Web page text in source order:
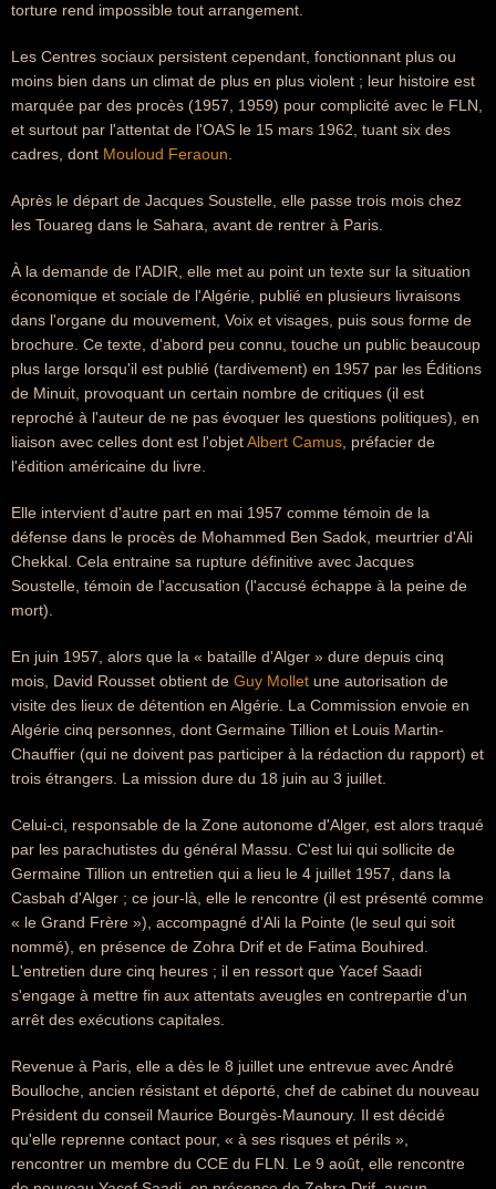
torture rend impossible tout arrangement.
Les Centres sociaux persistent cependant, fonctionnant plus ou
moins bien dans un climat de plus en plus violent ; leur histoire est
marquée par des procès (1957, 1959) pour complicité avec le FLN,
et surtout par l'attentat de l'OAS le 15 mars 1962, tuant six des
cadres, dont Mouloud Feraoun
Après le départ de Jacques Soustelle, elle passe trois mois chez
les Touareg dans le Sahara, avant de rentrer à Paris.
À la demande de l'ADIR, elle met au point un texte sur la situation
économique et sociale de l'Algérie, publié en plusieurs livraisons
dans l'organe du mouvement, Voix et visages, puis sous forme de
brochure. Ce texte, d'abord peu connu, touche un public beaucoup
plus large lorsqu'il est publié (tardivement) en 1957 par les Éditions
de Minuit, provoquant un certain nombre de critiques (il est
reproché à l'auteur de ne pas évoquer les questions politiques), en
liaison avec celles dont est l'objetAlbert Camus , préfacier de
l'édition américaine du livre.
Elle intervient d'autre part en mai 1957 comme témoin de la
défense dans le procès de Mohammed Ben Sadok, meurtrier d'Ali
Chekkal. Cela entraine sa rupture définitive avec Jacques
Soustelle, témoin de l'accusation (l'accusé échappe à la peine de
mort).
En juin 1957, alors que la « bataille d'Alger » dure depuis cinq
mois, David Rousset obtient de Guy Mollet une autorisation de
visite des lieux de détention en Algérie. La Commission envoie en
Algérie cinq personnes, dont Germaine Tillion et Louis Martin-
Chauffier (qui ne doivent pas participer à la rédaction du rapport) et
trois étrangers. La mission dure du 18 juin au 3 juillet.
Celui-ci, responsable de la Zone autonome d'Alger, est alors traqué
par les parachutistes du général Massu. C'est lui qui sollicite de
Germaine Tillion un entretien qui a lieu le 4 juillet 1957, dans la
Casbah d'Alger ; ce jour-là, elle le rencontre (il est présenté comme
« le Grand Frère »), accompagné d'Ali la Pointe (le seul qui soit
nommé), en présence de Zohra Drif et de Fatima Bouhired.
L'entretien dure cinq heures ; il en ressort que Yacef Saadi
s'engage à mettre fin aux attentats aveugles en contrepartie d'un
arrêt des exécutions capitales.
Revenue à Paris, elle a dès le 8 juillet une entrevue avec André
Boulloche, ancien résistant et déporté, chef de cabinet du nouveau
Président du conseil Maurice Bourgès-Maunoury. Il est décidé
qu'elle reprenne contact pour, « à ses risques et périls »,
rencontrer un membre du CCE du FLN. Le 9 août, elle rencontre